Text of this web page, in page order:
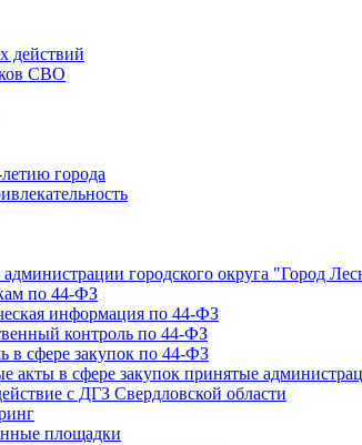
действий
СВО
города
городского округа "Город
по 44-ФЗ
информация по 44-ФЗ
контроль по 44-ФЗ
в сфере закупок по 44-ФЗ
акты в сфере закупок принятые
с ДГЗ Свердловской области
площадки